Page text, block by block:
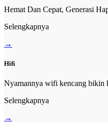
Hemat Dan Cepat, Generasi
Selengkapnya
→
Hifi
Nyamannya wifi kencang bikin
Selengkapnya
→